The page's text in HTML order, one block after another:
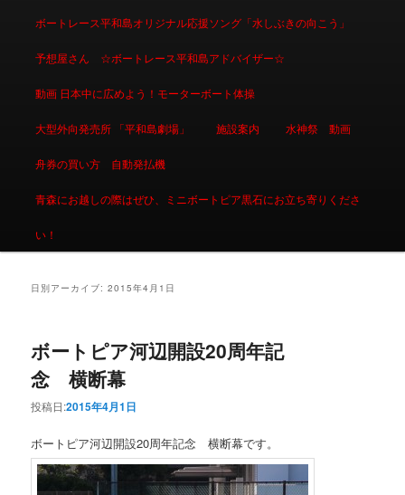
ボートレース平和島オリジナル応援ソング「水しぶきの向こう」
予想屋さん ☆ボートレース平和島アドバイザー☆
動画 日本中に広めよう！モーターボート体操
大型外向発売所 「平和島劇場」 施設案内 水神祭 動画
舟券の買い方 自動発払機
青森にお越しの際はぜひ、ミニボートピア黒石にお立ち寄りくださ
い！
日別アーカイブ:2015年4月1日
ボートピア河辺開設20周年記
念 横断幕
投稿日:2015年4月1日
ボートピア河辺開設20周年記念 横断幕です。